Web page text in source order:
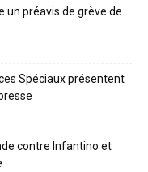
un préavis de grève de
Spéciaux présentent
contre Infantino et